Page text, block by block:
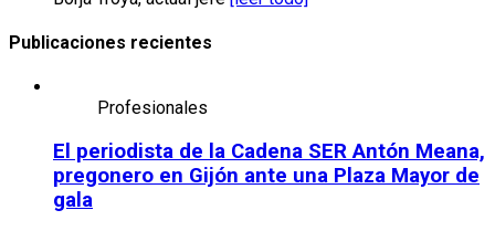
Publicaciones recientes
Profesionales
El periodista de la Cadena SER Antón Meana,
pregonero en Gijón ante una Plaza Mayor de
gala